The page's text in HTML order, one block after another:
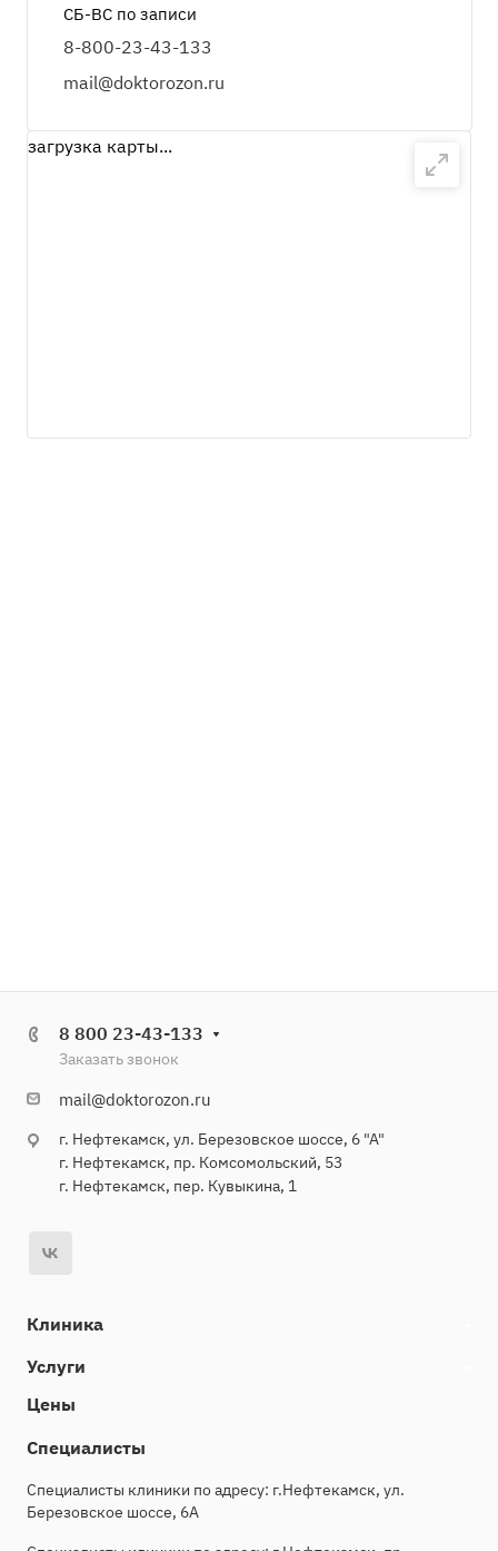
СБ-ВС по записи
8-800-23-43-133
mail@doktorozon.ru
загрузка карты...
8 800 23-43-133
Заказать звонок
mail@doktorozon.ru
г. Нефтекамск, ул. Березовское шоссе, 6 "А"
г. Нефтекамск, пр. Комсомольский, 53
г. Нефтекамск, пер. Кувыкина, 1
Клиника
Услуги
Цены
Специалисты
Специалисты клиники по адресу: г.Нефтекамск, ул.
Березовское шоссе, 6А